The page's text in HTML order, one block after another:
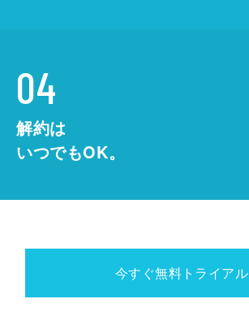
04
解約は
いつでもOK。
今すぐ無料トライアル